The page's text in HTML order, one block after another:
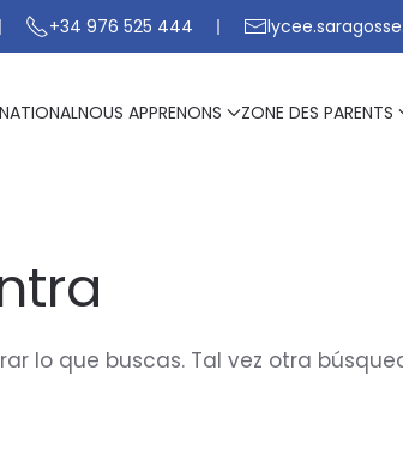
+34 976 525 444
NOUS APPRENONS ZONE DES PARENTS
lo que buscas. Tal vez otra